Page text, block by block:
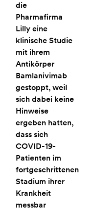
die
Pharmafirma
Lilly eine
klinische Studie
mit ihrem
Antikörper
Bamlanivimab
gestoppt, weil
sich dabei keine
Hinweise
ergeben hatten,
dass sich
COVID-19-
Patienten im
fortgeschrittenen
Stadium ihrer
Krankheit
messbar